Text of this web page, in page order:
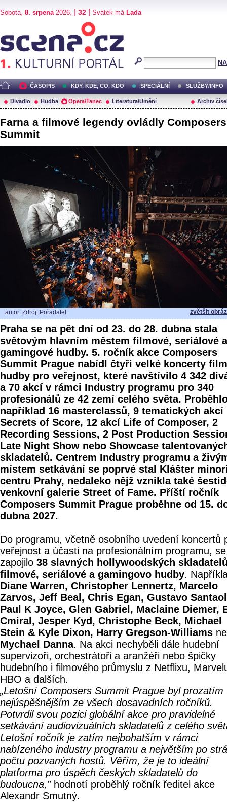
Sobota, 8. srpena2026, | 32 Svátek má Lada
ČASOPIS KDY, KDE, CO, KDO SPECIÁLNÍ SLUŽBY/INFO
Divadlo Hudba Opera/Tanec Literatura/Umění Archiv
Farna a filmové legendy ovládly Composers
Summit
autor: Zdroj: Pořadatel zvětšit
Praha se na pět dní od 23. do 28. dubna stala
světovým hlavním městem filmové, seriálové a
gamingové hudby. 5. ročník akce Composers
Summit Prague nabídl čtyři velké koncerty
hudby pro veřejnost, které navštívilo 4 342
a 70 akcí v rámci Industry programu pro 340
profesionálů ze 42 zemí celého světa.
například 16 masterclassů, 9 tematických akcí
Secrets of Score, 12 akcí Life of Composer, 2
Recording Sessions, 2 Post Production
Late Night Show nebo Showcase
skladatelů. Centrem Industry programu a
místem setkávání se poprvé stal Klášter
centru Prahy, nedaleko nějž vznikla také
venkovní galerie Street of Fame. Příští ročník
Composers Summit Prague proběhne od 15.
dubna 2027.
Do programu, včetně osobního uvedení koncertů
veřejnost a účasti na profesionálním programu, se
zapojilo 38 slavných hollywoodských
filmové, seriálové a gamingovo hudby.
Diane Warren, Christopher Lennertz, Marcelo
Zarvos, Jeff Beal, Chris Egan, Gustavo
Paul K Joyce, Glen Gabriel, Maclaine Diemer,
Cmiral, Jesper Kyd, Christophe Beck, Michael
Stein & Kyle Dixon, Harry Gregson-Williams
Mychael Danna. Na akci nechyběli dále hudební
supervizoři, orchestrátoři a aranžéři nebo špičky
hudebního i filmového průmyslu z Netflixu,
HBO a dalších.
„Letošní Composers Summit Prague byl prozatím
nejúspěšnějším ze všech dosavadních ročníků.
Potvrdil svou pozici globální akce pro pravidelné
setkávání audiovizuálních skladatelů z celého
Letošní ročník je zatím nejbohatším v rámci
nabízeného industry programu a největším po
počtu pozvaných hostů. Věřím, že je to ideální
platforma pro úspěch českých skladatelů do
budoucna,”hodnotí proběhlý ročník ředitel akce
Alexandr Smutný.